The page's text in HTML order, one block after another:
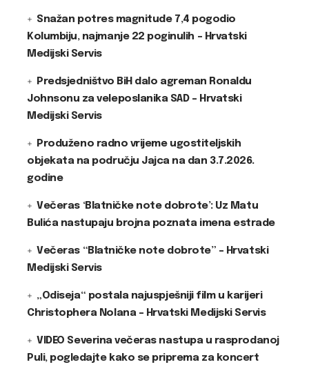
Snažan potres magnitude 7,4 pogodio
Kolumbiju, najmanje 22 poginulih – Hrvatski
Medijski Servis
Predsjedništvo BiH dalo agreman Ronaldu
Johnsonu za veleposlanika SAD – Hrvatski
Medijski Servis
Produženo radno vrijeme ugostiteljskih
objekata na području Jajca na dan 3.7.2026.
godine
Večeras ‘Blatničke note dobrote’: Uz Matu
Bulića nastupaju brojna poznata imena estrade
Večeras “Blatničke note dobrote” – Hrvatski
Medijski Servis
„Odiseja“ postala najuspješniji film u karijeri
Christophera Nolana – Hrvatski Medijski Servis
VIDEO Severina večeras nastupa u rasprodanoj
Puli, pogledajte kako se priprema za koncert